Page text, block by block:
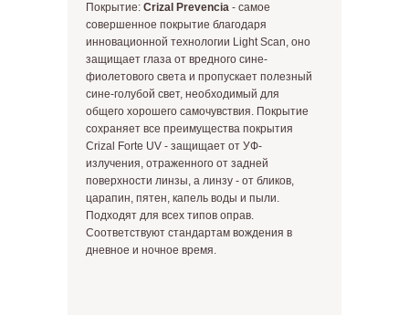
Покрытие: Crizal Prevencia - самое
совершенное покрытие благодаря
инновационной технологии Light Scan, оно
защищает глаза от вредного сине-
фиолетового света и пропускает полезный
сине-голубой свет, необходимый для
общего хорошего самочувствия. Покрытие
сохраняет все преимущества покрытия
Crizal Forte UV - защищает от УФ-
излучения, отраженного от задней
поверхности линзы, а линзу - от бликов,
царапин, пятен, капель воды и пыли.
Подходят для всех типов оправ.
Соответствуют стандартам вождения в
дневное и ночное время.